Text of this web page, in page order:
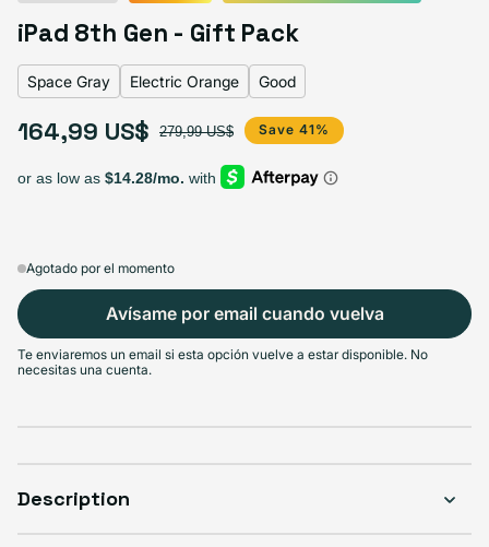
Space Gray
Silver
Gold
Variante agotada o no disponible
Select Apple Smart Cover
$164.99Variante agotada o no disponible
$164.99Variante agotada o no disponible
$164.99
Select Condition
Good
iPad 8th Gen - Gift Pack
Space Gray Electric Orange Good
Precio de oferta
164,99 US$
Precio habitual 279,99 US$ Save 41%
Agotado por el momento
Avísame por email cuando vuelva
Te enviaremos un email si esta opción vuelve a estar disponible. No
necesitas una cuenta.
Description